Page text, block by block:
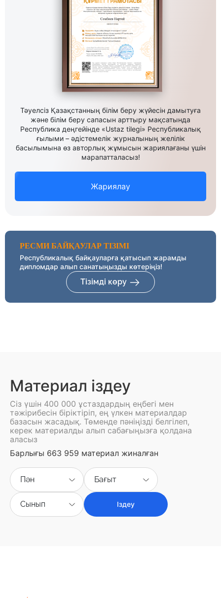
Тәуелсіз Қазақстанның білім беру жүйесін дамытуға
және білім беру сапасын арттыру мақсатында
Республика деңгейінде «Ustaz tilegi» Республикалық
ғылыми – әдістемелік журналының желілік
басылымына өз авторлық жұмысын жариялағаны үшін
марапатталасыз!
Жариялау
РЕСМИ БАЙҚАУЛАР ТІЗІМІ
Республикалық байқауларға қатысып жарамды
дипломдар алып санатыңызды көтеріңіз!
Тізімді көру
Материал іздеу
Сіз үшін 400 000 ұстаздардың еңбегі мен
тәжірибесін біріктіріп, ең үлкен материалдар
базасын жасадық. Төменде пәніңізді белгілеп,
керек материалды алып сабағыңызға қолдана
аласыз
Барлығы 663 959 материал жиналған
Пән Бағыт
Сынып Іздеу